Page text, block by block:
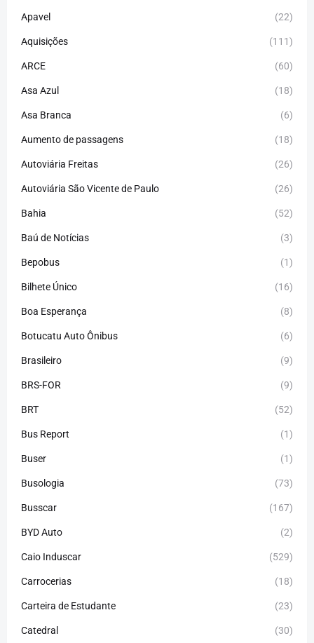
Apavel (22)
Aquisições (111)
ARCE (60)
Asa Azul (18)
Asa Branca (6)
Aumento de passagens (18)
Autoviária Freitas (26)
Autoviária São Vicente de Paulo (26)
Bahia (52)
Baú de Notícias (3)
Bepobus (1)
Bilhete Único (16)
Boa Esperança (8)
Botucatu Auto Ônibus (6)
Brasileiro (9)
BRS-FOR (9)
BRT (52)
Bus Report (1)
Buser (1)
Busologia (73)
Busscar (167)
BYD Auto (2)
Caio Induscar (529)
Carrocerias (18)
Carteira de Estudante (23)
Catedral (30)